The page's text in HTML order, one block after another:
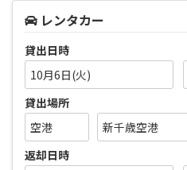
レンタカー
貸出日時
10月6日(火)
貸出場所
返却日時